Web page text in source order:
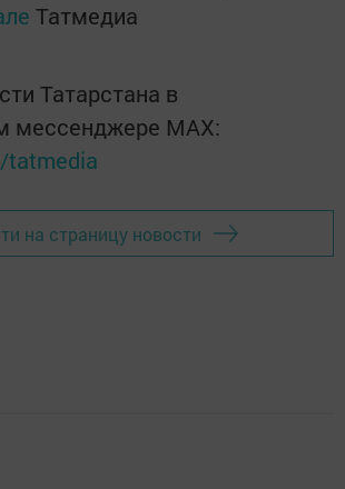
Татмедиа
Татарстана в
мессенджере MАХ:
tatmedia
на страницу новости